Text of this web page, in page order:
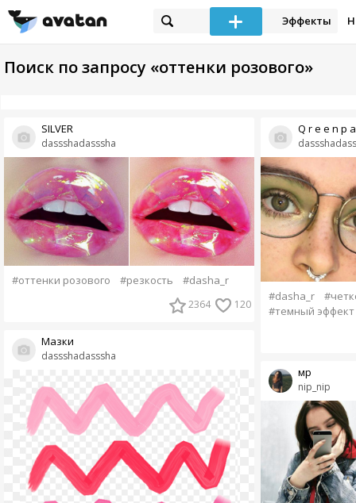
Эффекты
Поиск по запросу «оттенки розового»
dassshadasssha
SILVER
#оттенки розового #резкость #dasha_r
2364 120
dassshadasssha
Мазки
Q r e e n p
#dasha_r
#темный эффект
nip_nip
мр